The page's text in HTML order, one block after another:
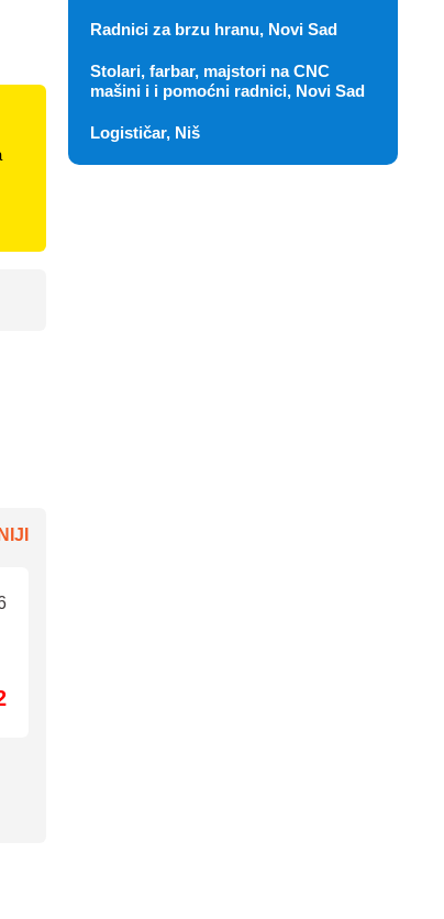
Radnici za brzu hranu, Novi Sad
Stolari, farbar, majstori na CNC
mašini i i pomoćni radnici, Novi Sad
Logističar, Niš